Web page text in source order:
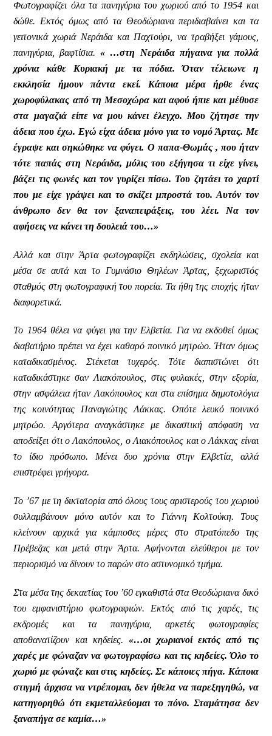
Φωτογραφίζει όλα τα πανηγύρια του χωριού από το 1954 και
δώθε. Εκτός όμως από τα Θεοδώριανα περιδιαβαίνει και τα
γειτονικά χωριά Νεράιδα και Παχτούρι, να τραβήξει γάμους,
πανηγύρια, βαφτίσια.« …στη Νεράιδα πήγαινα για πολλά
χρόνια κάθε Κυριακή με τα πόδια. Όταν τέλειωνε η
εκκλησία ήμουν πάντα εκεί. Κάποια μέρα ήρθε ένας
χωροφύλακας από τη Μεσοχώρα και αφού ήπιε και μέθυσε
στα μαγαζιά είπε να μου κάνει έλεγχο. Μου ζήτησε την
άδεια που έχω. Εγώ είχα άδεια μόνο για το νομό Άρτας. Με
έγραψε και σηκώθηκε να φύγει. Ο παπα-Θωμάς , που ήταν
τότε παπάς στη Νεράιδα, μόλις του εξήγησα τι είχε γίνει,
βάζει τις φωνές και τον γυρίζει πίσω. Του ζητάει το χαρτί
που με είχε γράψει και το σκίζει μπροστά του. Αυτόν τον
άνθρωπο δεν θα τον ξαναπειράξεις, του λέει. Να τον
αφήσεις να κάνει τη δουλειά του…»
Αλλά και στην Άρτα φωτογραφίζει εκδηλώσεις, σχολεία και
μέσα σε αυτά και το Γυμνάσιο Θηλέων Άρτας, ξεχωριστός
σταθμός στη φωτογραφική του πορεία. Τα ήθη της εποχής ήταν
διαφορετικά.
Το 1964 θέλει να φύγει για την Ελβετία. Για να εκδοθεί όμως
διαβατήριο πρέπει να έχει καθαρό ποινικό μητρώο. Ήταν όμως
καταδικασμένος. Στέκεται τυχερός. Τότε διαπιστώνει ότι
καταδικάστηκε σαν Λιακόπουλος, στις φυλακές, στην εξορία,
στην ασφάλεια ήταν Λακόπουλος και στα επίσημα δημοτολόγια
της κοινότητας Παναγιώτης Λάκκας. Οπότε λευκό ποινικό
μητρώο. Αργότερα αναγκάστηκε με δικαστική απόφαση να
αποδείξει ότι ο Λακόπουλος, ο Λιακόπουλος και ο Λάκκας είναι
το ίδιο πρόσωπο. Μένει δυο χρόνια στην Ελβετία, αλλά
επιστρέφει γρήγορα.
Το ’67 με τη δικτατορία από όλους τους αριστερούς του χωριού
συλλαμβάνουν μόνο αυτόν και το Γιάννη Κολτούκη. Τους
κλείνουν αρχικά για κάμποσες μέρες στο στρατόπεδο της
Πρέβεζας και μετά στην Άρτα. Αφήνονται ελεύθεροι με τον
περιορισμό να δίνουν το παρών στο αστυνομικό τμήμα.
Στα μέσα της δεκαετίας του ’60 εγκαθιστά στα Θεοδώριανα δικό
του εμφανιστήριο φωτογραφιών. Εκτός από τις χαρές, τις
εκδρομές και τα πανηγύρια, αρκετές φωτογραφίες
αποθανατίζουν και κηδείες.«…οι χωριανοί εκτός από τις
χαρές με φώναζαν να φωτογραφίσω και τις κηδείες. Όλο το
χωριό με φώναζε και στις κηδείες. Σε κάποιες πήγα. Κάποια
στιγμή άρχισα να ντρέπομαι, δεν ήθελα να παρεξηγηθώ, να
κατηγορηθώ ότι εκμεταλλεύομαι το πόνο. Σταμάτησα δεν
ξαναπήγα σε καμία…»